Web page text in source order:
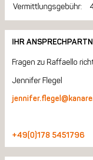
Vermittlungsgebühr:
IHR
Fragen zu Raffaello
Jennifer Flegel
+49(0)178 5451796